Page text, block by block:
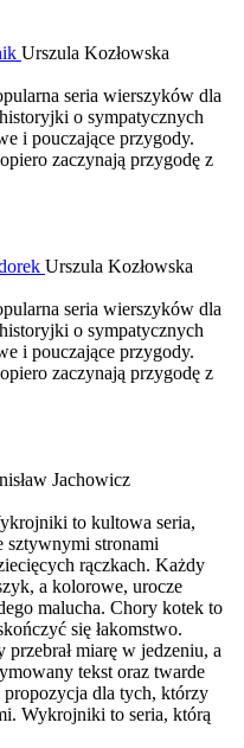
Urszula Kozłowska
seria wierszyków dla
o sympatycznych
i pouczające przygody.
zaczynają przygodę z
Urszula Kozłowska
seria wierszyków dla
o sympatycznych
i pouczające przygody.
zaczynają przygodę z
Jachowicz
to kultowa seria,
sztywnymi stronami
rączkach. Każdy
a kolorowe, urocze
malucha. Chory kotek to
się łakomstwo.
miarę w jedzeniu, a
tekst oraz twarde
propozycja dla tych, którzy
Wykrojniki to seria, którą